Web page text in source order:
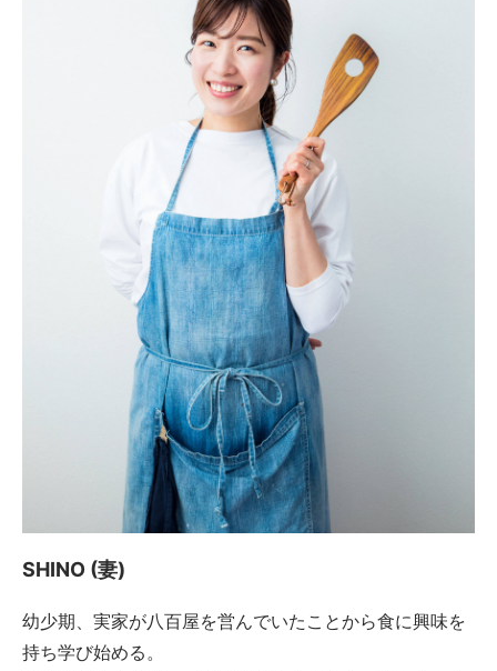
SHINO (妻)
幼少期、実家が八百屋を営んでいたことから食に興味を
持ち学び始める。